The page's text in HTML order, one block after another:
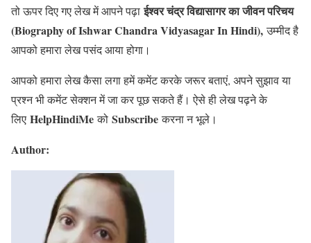
तो ऊपर दिए गए लेख में आपने पढ़ाईश्वर चंद्र विद्यासागरका जीवन परिचय
(Biography of Ishwar Chandra Vidyasagar In Hindi),उम्मीद है
आपको हमारा लेख पसंद आया होगा।
आपको हमारा लेख कैसा लगा हमें कमेंट करके जरूर बताएं, अपने सुझाव या
प्रश्न भी कमेंट सेक्शन में जा कर पूछ सकते हैं। ऐसे ही लेख पढ़ने के
लिए HelpHindiMeको Subscribeकरना न भूले।
Author: